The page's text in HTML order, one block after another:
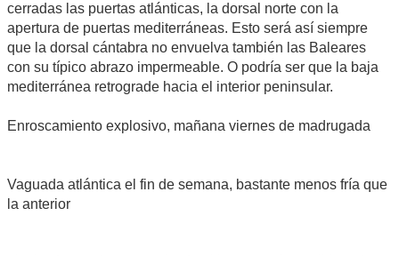
cerradas las puertas atlánticas, la dorsal norte con la
apertura de puertas mediterráneas. Esto será así siempre
que la dorsal cántabra no envuelva también las Baleares
con su típico abrazo impermeable. O podría ser que la baja
mediterránea retrograde hacia el interior peninsular.
Enroscamiento explosivo, mañana viernes de madrugada
Vaguada atlántica el fin de semana, bastante menos fría que
la anterior